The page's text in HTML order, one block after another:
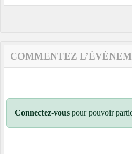
COMMENTEZ
Connectez-vous pour pouvoir